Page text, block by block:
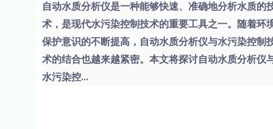
自动水质分析仪是一种能够快速、准确地分析水质的
术，是现代水污染控制技术的重要工具之一。随着环
保护意识的不断提高，自动水质分析仪与水污染控制
术的结合也越来越紧密。本文将探讨自动水质分析仪
水污染控...